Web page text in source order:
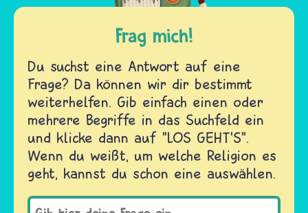
Frag mich!
Du suchst eine Antwort auf eine
Frage? Da können wir dir bestimmt
weiterhelfen. Gib einfach einen oder
mehrere Begriffe in das Suchfeld ein
und klicke dann auf "LOS GEHT'S".
Wenn du weißt, um welche Religion es
geht, kannst du schon eine auswählen.